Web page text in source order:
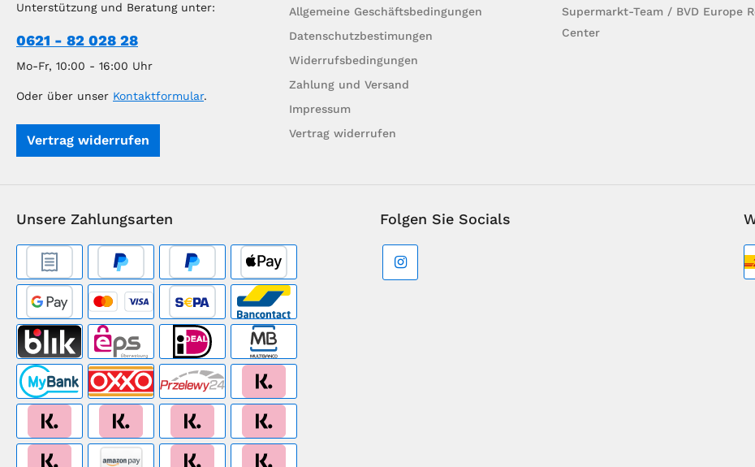
Unterstützung und Beratung unter:
0621 - 82 028 28
Mo-Fr, 10:00 - 16:00 Uhr
Oder über unser Kontaktformular.
Vertrag widerrufen
Allgemeine Geschäftsbedingungen
Datenschutzbestimungen
Widerrufsbedingungen
Zahlung und Versand
Impressum
Vertrag widerrufen
Supermarkt-Team / BVD Europe
Center
Unsere Zahlungsarten Folgen Sie Socials